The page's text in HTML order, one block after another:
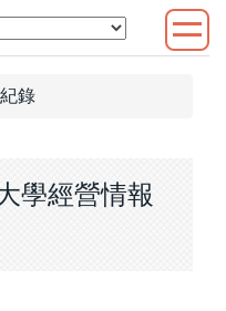
錄
學經營情報